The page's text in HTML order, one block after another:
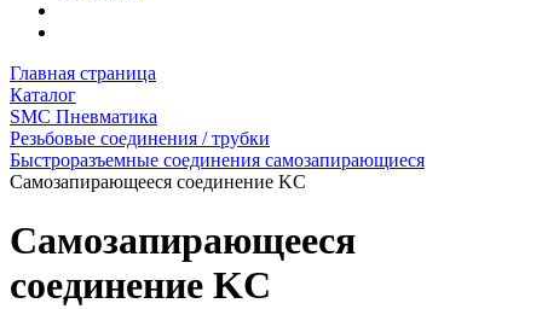
Главная страница
Каталог
SMC Пневматика
Резьбовые соединения / трубки
Быстроразъемные соединения самозапирающиеся
Самозапирающееся соединение KC
Самозапирающееся
соединение KC